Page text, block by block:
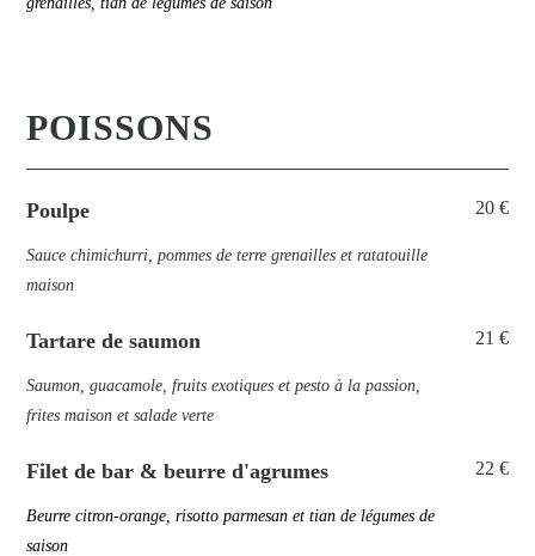
POISSONS
Poulpe 20 €
Sauce chimichurri, pommes de terre grenailles et ratatouille
maison
Tartare de saumon 21 €
Saumon, guacamole, fruits exotiques et pesto à la passion,
frites maison et salade verte
Filet de bar & beurre d'agrumes 22 €
Beurre citron-orange, risotto parmesan et tian de légumes de
saison